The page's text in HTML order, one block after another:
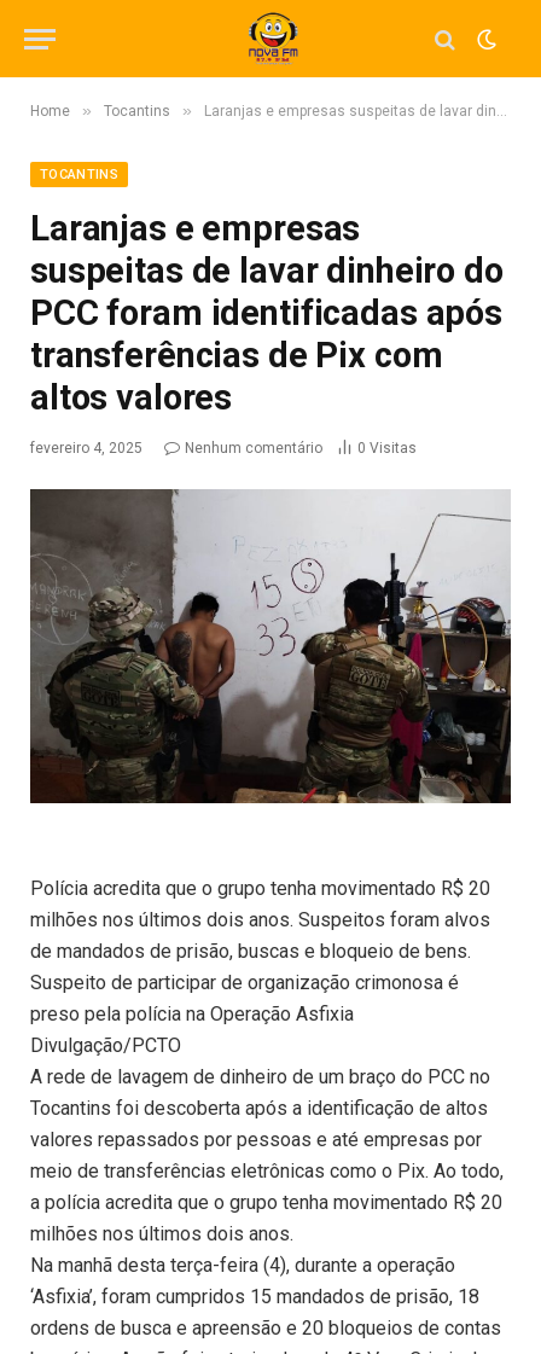
Home » Tocantins » Laranjas e empresas suspeitas de lavar dinheiro do PCC foram identificadas após transferências de Pix com altos valores
TOCANTINS
Laranjas e empresas
suspeitas de lavar dinheiro do
PCC foram identificadas após
transferências de Pix com
altos valores
fevereiro 4, 2025 Nenhum comentário 0 Visitas
Polícia acredita que o grupo tenha movimentado R$ 20
milhões nos últimos dois anos. Suspeitos foram alvos
de mandados de prisão, buscas e bloqueio de bens.
Suspeito de participar de organização crimonosa é
preso pela polícia na Operação Asfixia
Divulgação/PCTO
A rede de lavagem de dinheiro de um braço do PCC no
Tocantins foi descoberta após a identificação de altos
valores repassados por pessoas e até empresas por
meio de transferências eletrônicas como o Pix. Ao todo,
a polícia acredita que o grupo tenha movimentado R$ 20
milhões nos últimos dois anos.
Na manhã desta terça-feira (4), durante a operação
‘Asfixia’, foram cumpridos 15 mandados de prisão, 18
ordens de busca e apreensão e 20 bloqueios de contas